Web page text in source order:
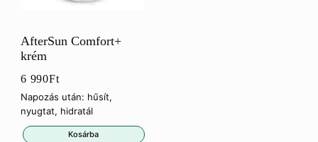
AfterSun Comfort+
krém
6 990Ft
Napozás után: hűsít,
nyugtat, hidratál
Kosárba